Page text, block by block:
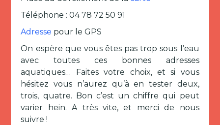
Téléphone : 04 78 72 50 91
Adresse pour le GPS
On espère que vous êtes pas trop sous l’eau
avec toutes ces bonnes adresses
aquatiques… Faites votre choix, et si vous
hésitez vous n’aurez qu’à en tester deux,
trois, quatre. Bon c’est un chiffre qui peut
varier hein. A très vite, et merci de nous
suivre !